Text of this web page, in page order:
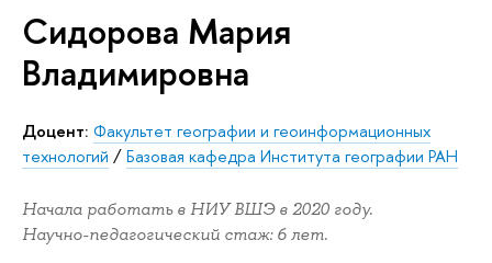
Сидорова Мария
Владимировна
Доцент: Факультет географии и геоинформационных
технологий /Базовая кафедра Института географии РАН
Начала работать в НИУ ВШЭ в 2020 году.
Научно-педагогический стаж: 6 лет.